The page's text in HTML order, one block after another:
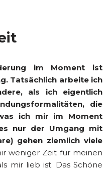
im Moment ist
Tatsächlich arbeite ich
als ich eigentlich
die
ich mir im Moment
nur der Umgang mit
gehen ziemlich viele
weniger Zeit für meinen
mir lieb ist. Das Schöne